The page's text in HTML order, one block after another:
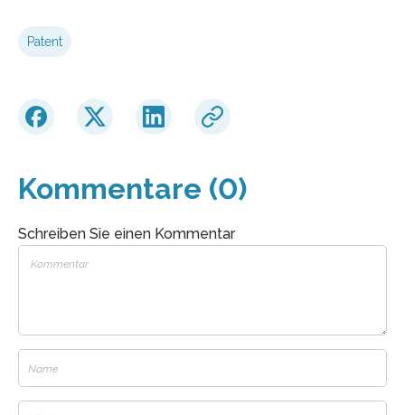
Patent
Kommentare (0)
Schreiben Sie einen Kommentar